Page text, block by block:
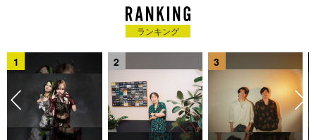
に“フェーズ1完結”を宣言し、突如活動休止を発表。
約1年8ヶ月の活動休止期間を経て現在のメンバー編成となり、
2022年3月に“フェーズ2開幕”とし活動を再開。同年7月8日にミ
ニアルバム『Unity』をリリースするとともに、一夜限りの復活
ライブ『Utopia』を開催した。その収録曲「ダンスホール」
は、自身最速で楽曲総再生数4億回を突破している。また、映
画「ONE PIECE FILM RED」に劇中歌「私は最強」を提供、
11月9日に映画「ラーゲリより愛を込めて」の主題歌
「Soranji」をリリースした。「第64回日本レコード大賞」にお
ランキング
1 2 3